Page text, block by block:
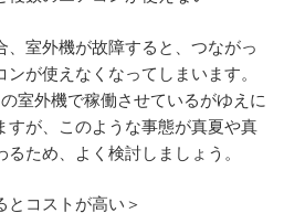
、室外機が故障すると、つながっ
が使えなくなってしまいます。
室外機で稼働させているがゆえに
すが、このような事態が真夏や真
ため、よく検討しましょう。
とコストが高い＞